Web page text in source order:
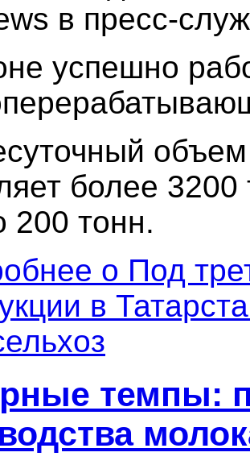
в пресс-
успешно
более
200 тонн.
о Под
в
темпы: